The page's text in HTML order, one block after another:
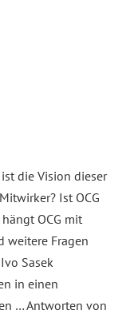
ist die Vision dieser
Ist OCG
OCG mit
weitere Fragen
Sasek
in einen
… Antworten von